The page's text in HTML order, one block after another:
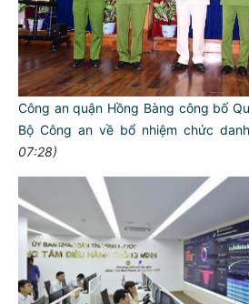
Công an quận Hồng Bàng công bố
Bộ Công an về bổ nhiệm chức
07:28)